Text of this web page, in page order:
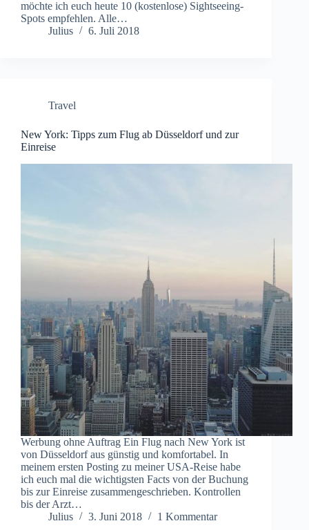
möchte ich euch heute 10 (kostenlose) Sightseeing-
Spots empfehlen. Alle…
Julius
6. Juli 2018
Travel
New York: Tipps zum Flug ab Düsseldorf und zur
Einreise
Werbung ohne Auftrag Ein Flug nach New York ist
von Düsseldorf aus günstig und komfortabel. In
meinem ersten Posting zu meiner USA-Reise habe
ich euch mal die wichtigsten Facts von der Buchung
bis zur Einreise zusammengeschrieben. Kontrollen
bis der Arzt…
Julius
3. Juni 2018 1 Kommentar